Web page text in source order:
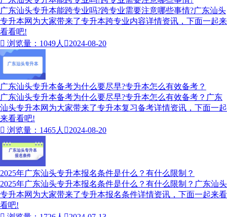
广东汕头专升本能跨专业吗?跨专业需要注意哪些事情?广东汕头
专升本网为大家带来了专升本跨专业内容详情资讯，下面一起来
看看吧!
 浏览量：1049人 2024-08-20
广东汕头专升本备考为什么要尽早?专升本怎么有效备考？
广东汕头专升本备考为什么要尽早?专升本怎么有效备考？广东
汕头专升本网为大家带来了专升本复习备考详情资讯，下面一起
来看看吧!
 浏览量：1465人 2024-08-20
2025年广东汕头专升本报名条件是什么？有什么限制？
2025年广东汕头专升本报名条件是什么？有什么限制？广东汕头
专升本网为大家带来了专升本报名条件详情资讯，下面一起来看
看吧!